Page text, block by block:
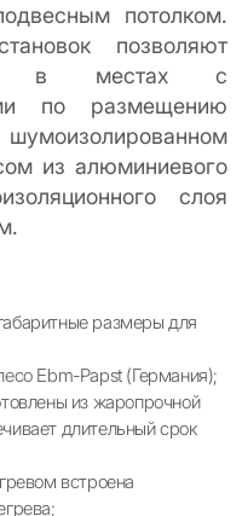
потолком.
позволяют
в местах с
по размещению
шумоизолированном
из алюминиевого
слоя
размеры для
Ebm-Papst (Германия);
из жаропрочной
длительный срок
встроена